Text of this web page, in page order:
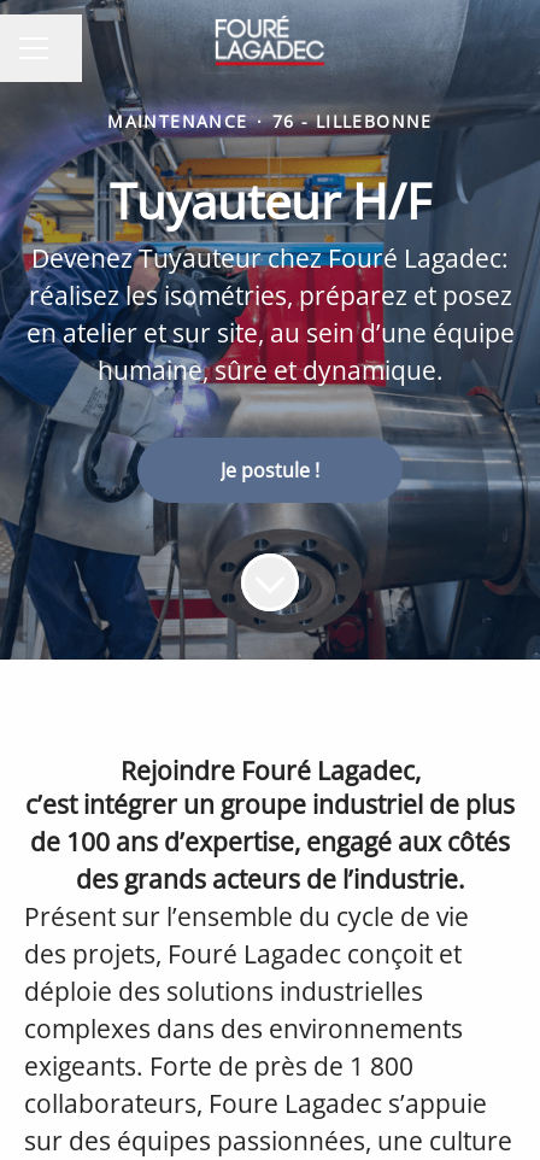
MENU CARRIÈRE
Partager la page
MAINTENANCE · 76 - LILLEBONNE
Tuyauteur H/F
Devenez Tuyauteur chez Fouré Lagadec:
réalisez les isométries, préparez et posez
en atelier et sur site, au sein d’une équipe
humaine, sûre et dynamique.
Je postule !
Rejoindre Fouré Lagadec,
c’est intégrer un groupe industriel de plus
de 100 ans d’expertise, engagé aux côtés
des grands acteurs de l’industrie.
Présent sur l’ensemble du cycle de vie
des projets, Fouré Lagadec conçoit et
déploie des solutions industrielles
complexes dans des environnements
exigeants. Forte de près de 1 800
collaborateurs, Foure Lagadec s’appuie
sur des équipes passionnées, une culture